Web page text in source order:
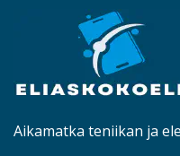
Aikamatka teniikan ja